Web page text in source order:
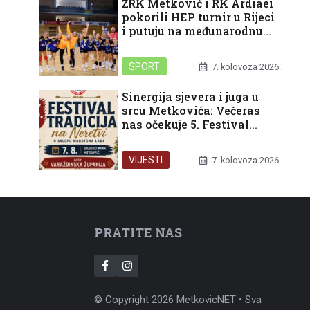
ŽRK Metković i RK Ardiaei
pokorili HEP turnir u Rijeci
i putuju na međunarodnu
SPORT 7. kolovoza 2026.
Sinergija sjevera i juga u
srcu Metkovića: Večeras
nas očekuje 5. Festival
VIJESTI 7. kolovoza 2026.
PRATITE NAS
© Copyright 2026 MetkovicNET • Sva